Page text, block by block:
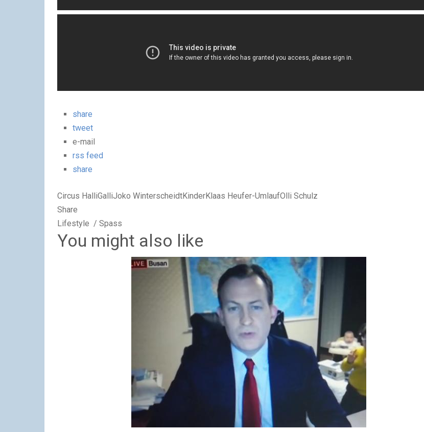
share
tweet
e-mail
rss feed
share
Circus HalliGalliJoko WinterscheidtKinderKlaas Heufer-UmlaufOlli Schulz
Share
Lifestyle / Spass
You might also like